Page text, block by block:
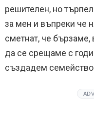
решителен, но
за мен и въпреки че
сметнат, че бързаме,
да се срещаме с
създадем